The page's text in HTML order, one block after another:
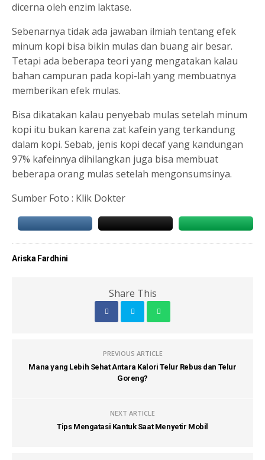
dicerna oleh enzim laktase.
Sebenarnya tidak ada jawaban ilmiah tentang efek
minum kopi bisa bikin mulas dan buang air besar.
Tetapi ada beberapa teori yang mengatakan kalau
bahan campuran pada kopi-lah yang membuatnya
memberikan efek mulas.
Bisa dikatakan kalau penyebab mulas setelah minum
kopi itu bukan karena zat kafein yang terkandung
dalam kopi. Sebab, jenis kopi decaf yang kandungan
97% kafeinnya dihilangkan juga bisa membuat
beberapa orang mulas setelah mengonsumsinya.
Sumber Foto : Klik Dokter
Ariska Fardhini
Share This
PREVIOUS ARTICLE
Mana yang Lebih Sehat Antara Kalori Telur Rebus dan Telur
Goreng?
NEXT ARTICLE
Tips Mengatasi Kantuk Saat Menyetir Mobil